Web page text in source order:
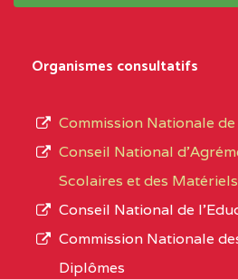
:4740
CENTRE
DE
type
Organismes consultatifs
Commission Nationale de
Conseil National
Scolaires et des
Conseil National de
Commission Nationale
Diplômes